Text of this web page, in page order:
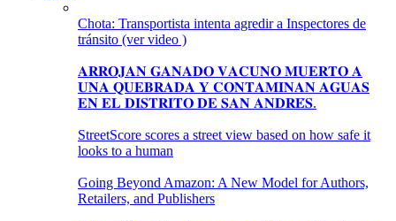
Chota: Transportista intenta agredir a Inspectores de
tránsito (ver video )
𝐀𝐑𝐑𝐎𝐉𝐀𝐍 𝐆𝐀𝐍𝐀𝐃𝐎 𝐕𝐀𝐂𝐔𝐍𝐎 𝐌𝐔𝐄𝐑𝐓𝐎 𝐀
𝐔𝐍𝐀 𝐐𝐔𝐄𝐁𝐑𝐀𝐃𝐀 𝐘 𝐂𝐎𝐍𝐓𝐀𝐌𝐈𝐍𝐀𝐍 𝐀𝐆𝐔𝐀𝐒
𝐄𝐍 𝐄𝐋 𝐃𝐈𝐒𝐓𝐑𝐈𝐓𝐎 𝐃𝐄 𝐒𝐀𝐍 𝐀𝐍𝐃𝐑𝐄́𝐒.
StreetScore scores a street view based on how safe it
looks to a human
Going Beyond Amazon: A New Model for Authors,
Retailers, and Publishers